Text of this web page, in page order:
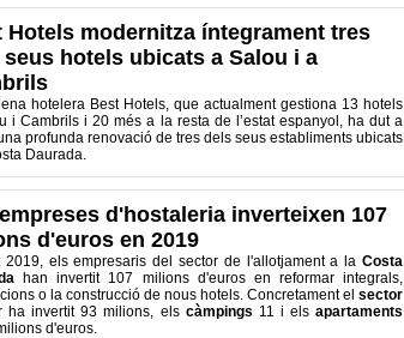
Hotels modernitza íntegrament tres
hotels ubicats a Salou i a
hotelera Best Hotels, que actualment gestiona 13 hotels
i Cambrils i 20 més a la resta de l’estat espanyol, ha dut a
profunda renovació de tres dels seus establiments ubicats
Daurada.
d'hostaleria inverteixen 107
d'euros en 2019
2019, els empresaris del sector de l'allotjament a la Costa
han invertit 107 milions d'euros en reformar integrals,
o la construcció de nous hotels. Concretament el sector
ha invertit 93 milions, els càmpings 11 i elsapartaments
d'euros.